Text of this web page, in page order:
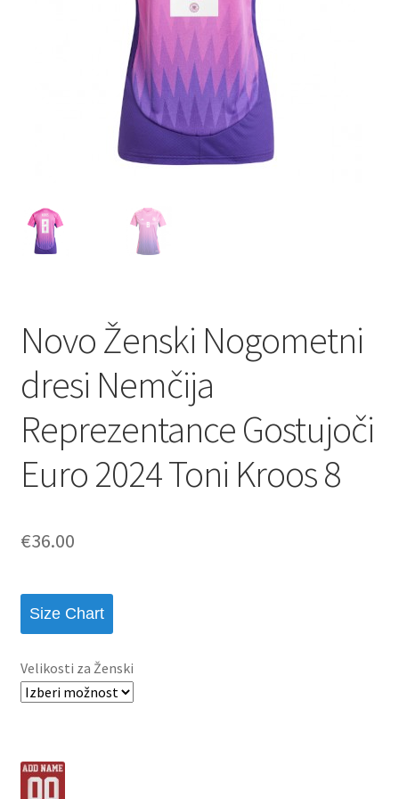
Novo Ženski Nogometni
dresi Nemčija
Reprezentance Gostujoči
Euro 2024 Toni Kroos 8
€36.00
Size Chart
Velikosti za Ženski